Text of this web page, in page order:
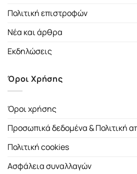
Πολιτική επιστροφών
Νέα και άρθρα
Εκδηλώσεις
Όροι Χρήσης
Όροι χρήσης
Προσωπικά δεδομένα & Πολιτική
Πολιτική cookies
Ασφάλεια συναλλαγών